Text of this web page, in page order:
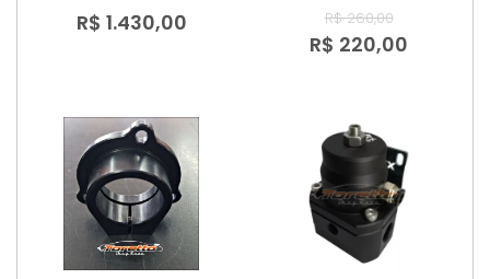
R$ 1.430,00 R$ 260,00
R$ 220,00